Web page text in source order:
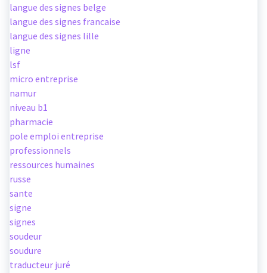
langue des signes belge
langue des signes francaise
langue des signes lille
ligne
lsf
micro entreprise
namur
niveau b1
pharmacie
pole emploi entreprise
professionnels
ressources humaines
russe
sante
signe
signes
soudeur
soudure
traducteur juré